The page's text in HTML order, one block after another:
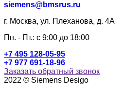
siemens@bmsrus.ru
г. Москва, ул. Плеханова, д. 4А
Пн. - Пт.: c 9:00 до 18:00
+7 495 128-05-95
+7 977 691-18-96
Заказать обратный звонок
2022 © Siemens Desigo